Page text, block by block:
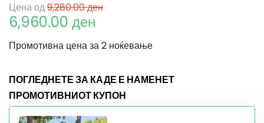
Цена од9,280.00 ден
6,960.00 ден
Промотивна цена за 2 ноќевање
ПОГЛЕДНЕТЕ ЗА КАДЕ Е НАМЕНЕТ
ПРОМОТИВНИОТ КУПОН